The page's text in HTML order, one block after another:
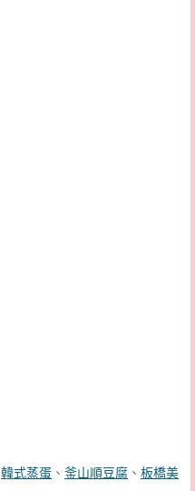
韓式蒸蛋 、 釜山順豆腐 、 板橋美